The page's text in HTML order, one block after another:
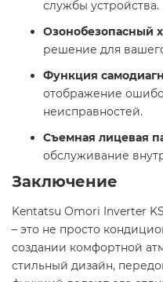
службы устройства.​
Озонобезопасный
решение для
Функция
отображение
неисправностей.​
Съемная лицевая
обслуживание
Заключение
Kentatsu Omori Inverter
– это не просто
создании комфортной
стильный дизайн,